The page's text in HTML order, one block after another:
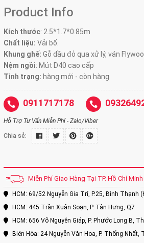
Product Info
Kích thước: 2.5*1.7*0.85m
Chất liệu: Vải bố.
Khung ghế: Gỗ dầu đỏ qua xử lý, ván
Nệm ngồi: Mút D40 cao cấp
Tình trạng: hàng mới - còn hàng
0911717178
Hỗ Trợ Tư Vấn Miễn Phí - Zalo/Viber
Chia sẻ:
Miễn Phí Giao Hàng Tại TP. Hồ Chí Minh
HCM: 69/52 Nguyễn Gia Trí, P.25, Bình Thạnh
HCM: 445 Trần Xuân Soạn, P. Tân Hưng, Q7
HCM: 656 Võ Nguyên Giáp, P. Phước Long B,
Biên Hòa: 24 Nguyễn Văn Hoa, P. Thống Nhất,